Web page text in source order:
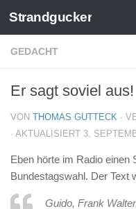
Zum Inhalt springen
Strandgucker
GEDACHT
Er sagt soviel aus!
VON THOMAS GUTTECK ·
· AKTUALISIERT 3.
Eben hörte im Radio einen
Bundestagswahl. Der Text
Guido, Frank